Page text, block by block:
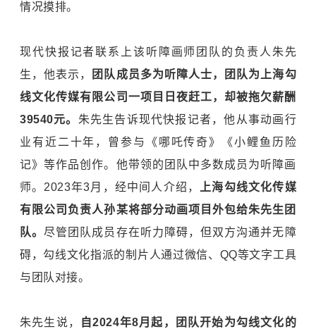
情况摸排。
现代快报记者联系上该听障画师团队的负责人朱先
生，他表示，
团队成员多为听障人士，团队为上海勾
线文化传媒有限公司一项目日夜赶工，却被拖欠薪酬
39540元。 朱先生告诉现代快报记者，他从事动画行
业有近二十年，曾参与《哪吒传奇》《小鲤鱼历险
记》等作品创作。他带领的团队中多数成员为听障画
师。2023年3月，经中间人介绍，
上海勾线文化传媒
有限公司负责人孙某将部分动画项目外包给朱先生团
队。尽管团队成员存在听力障碍，但双方沟通并无障
碍，勾线文化指派的制片人通过微信、QQ等文字工具
与团队对接。
朱先生说，
自2024年8月起，团队开始为勾线文化的